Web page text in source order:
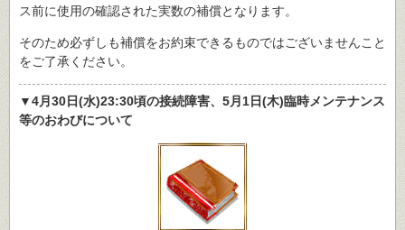
ス前に使用の確認された実数の補償となります。
そのため必ずしも補償をお約束できるものではございませんこと
をご了承ください。
▼4月30日(水)23:30頃の接続障害、5月1日(木)臨時メンテナンス
等のおわびについて